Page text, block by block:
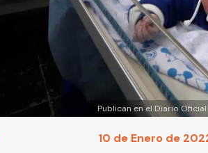
Publican en el Diario
10 de Enero de